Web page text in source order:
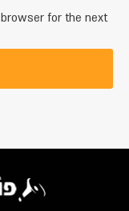
for the next